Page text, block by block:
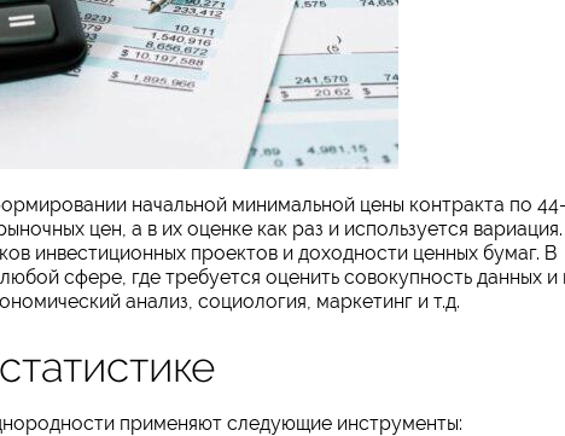
начальной минимальной цены контракта по 44-
цен, а в их оценке как раз и используется вариация.
инвестиционных проектов и доходности ценных бумаг. В
сфере, где требуется оценить совокупность данных и
анализ, социология, маркетинг и т.д.
применяют следующие инструменты: